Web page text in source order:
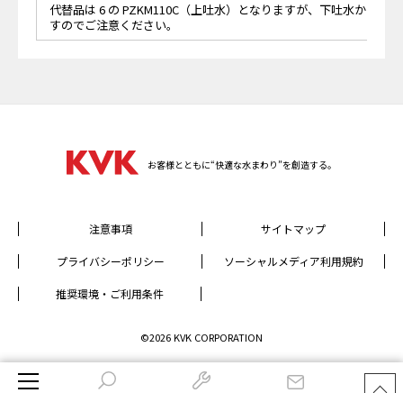
代替品は 6 の PZKM110C（上吐水）となりますが、下吐水から上
すのでご注意ください。
お客様とともに“快適な水まわり”を創造する。
注意事項 サイトマップ
プライバシーポリシー ソーシャルメディア利用規約
推奨環境・ご利用条件
©2026 KVK CORPORATION